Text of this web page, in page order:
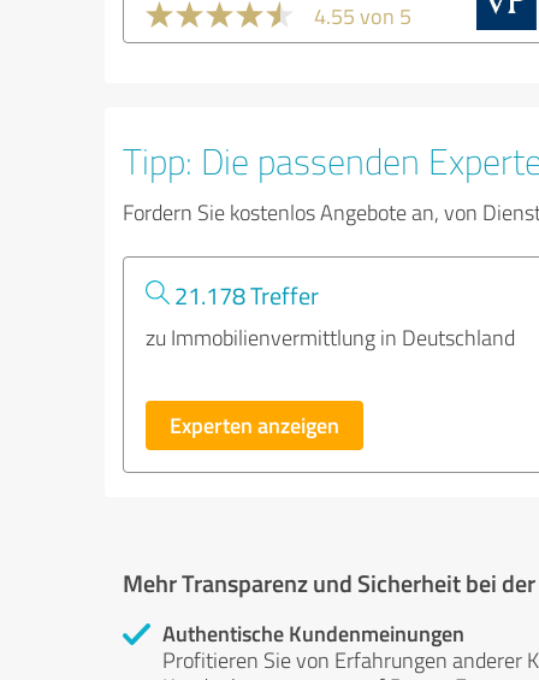
4.55 von 5
Tipp: Die passenden
Fordern Sie kostenlos Angebote an, von
21.178 Treffer
zu Immobilienvermittlung in Deutschland
Experten anzeigen
Mehr Transparenz und Sicherheit bei
Authentische Kundenmeinungen
Profitieren Sie von Erfahrungen anderer